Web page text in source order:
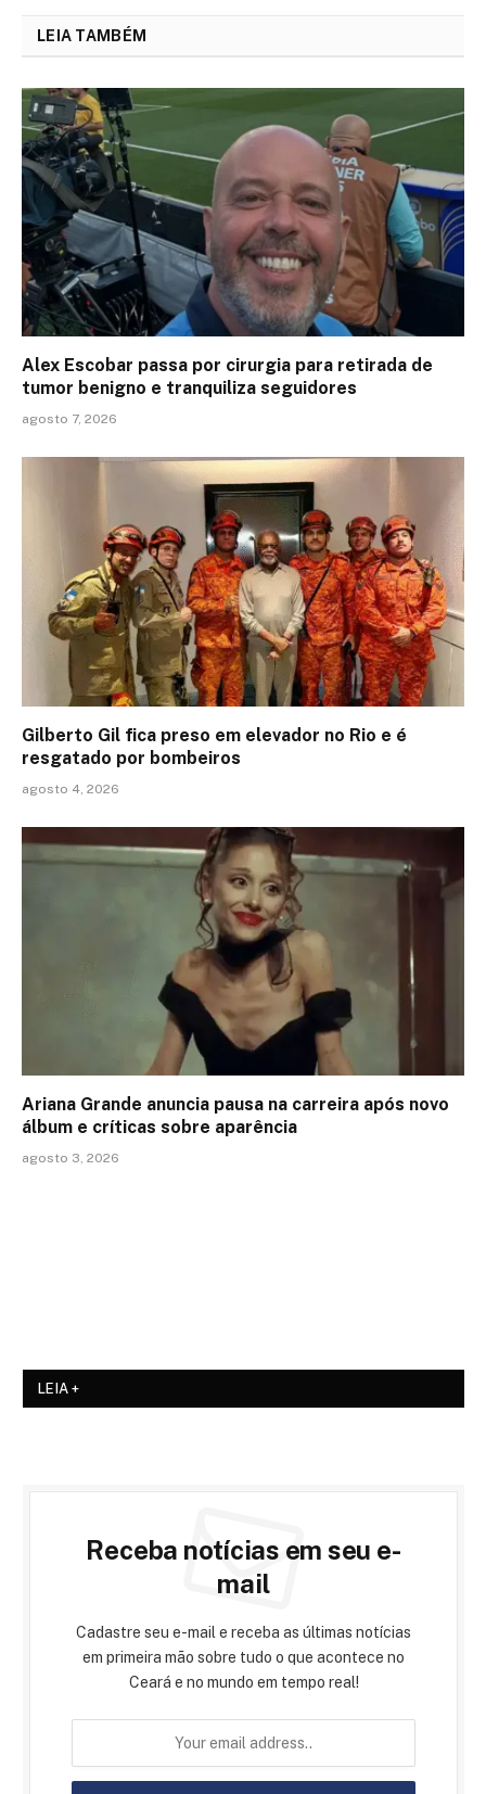
LEIA TAMBÉM
Alex Escobar passa por cirurgia para retirada de
tumor benigno e tranquiliza seguidores
agosto 7, 2026
Gilberto Gil fica preso em elevador no Rio e é
resgatado por bombeiros
agosto 4, 2026
Ariana Grande anuncia pausa na carreira após novo
álbum e críticas sobre aparência
agosto 3, 2026
LEIA +
Receba notícias em seu e-
mail
Cadastre seu e-mail e receba as últimas notícias
em primeira mão sobre tudo o que acontece no
Ceará e no mundo em tempo real!